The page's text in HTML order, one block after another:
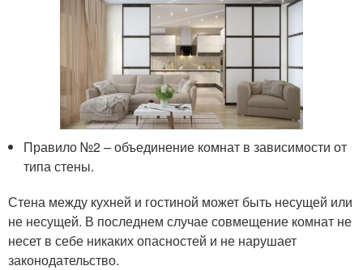
Правило №2 – объединение комнат в зависимости от
типа стены.
Стена между кухней и гостиной может быть несущей или
не несущей. В последнем случае совмещение комнат не
несет в себе никаких опасностей и не нарушает
законодательство.